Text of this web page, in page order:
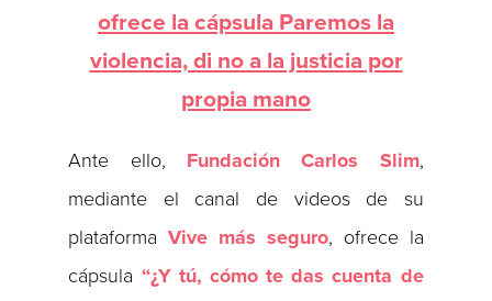
ofrece la cápsula Paremos la
violencia, di no a la justicia por
propia mano
Ante ello, Fundación Carlos Slim,
mediante el canal de videos de su
plataformaVive más seguro, ofrece la
cápsula “¿Y tú, cómo te das cuenta de